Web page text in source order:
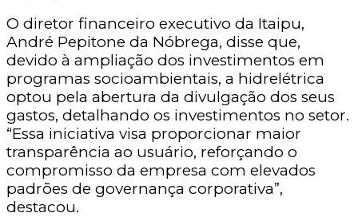
O diretor financeiro executivo da Itaipu,
André Pepitone da Nóbrega, disse que,
devido à ampliação dos investimentos em
programas socioambientais, a hidrelétrica
optou pela abertura da divulgação dos seus
gastos, detalhando os investimentos no setor.
“Essa iniciativa visa proporcionar maior
transparência ao usuário, reforçando o
compromisso da empresa com elevados
padrões de governança corporativa”,
destacou.